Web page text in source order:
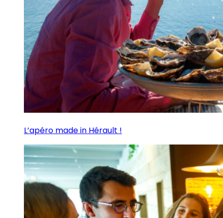
L’apéro made in Hérault !